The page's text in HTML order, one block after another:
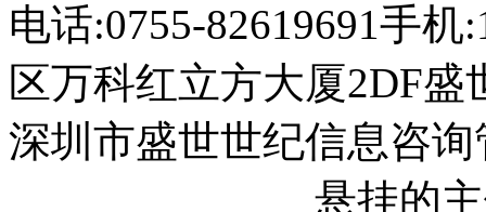
电话:0755-82619691手机
区万科红立方大厦2DF盛
深圳市盛世世纪信息咨
悬挂的